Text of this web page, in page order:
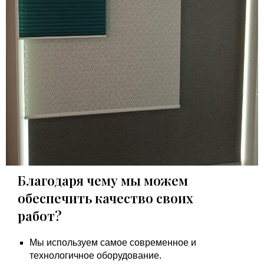
Благодаря чему мы можем
обеспечить качество своих
работ?
Мы используем самое современное и
технологичное оборудование.